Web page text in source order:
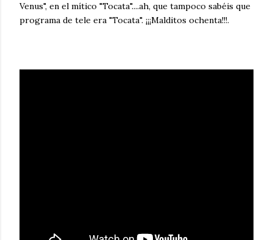
Venus", en el mítico "Tocata"....ah, que tampoco sabéis que
programa de tele era "Tocata". ¡¡¡Malditos ochenta!!!.